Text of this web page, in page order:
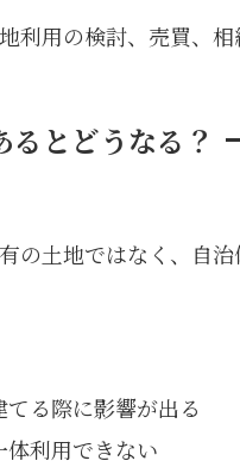
利用の検討、売買、
るとどうなる？
の土地ではなく、自
てる際に影響が出る
体利用できない